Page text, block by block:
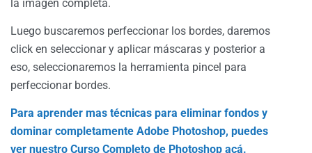
la imagen completa.
Luego buscaremos perfeccionar los bordes, daremos
click en seleccionar y aplicar máscaras y posterior a
eso, seleccionaremos la herramienta pincel para
perfeccionar bordes.
Para aprender mas técnicas para eliminar fondos y
dominar completamente Adobe Photoshop, puedes
ver nuestro Curso Completo de Photoshop acá.